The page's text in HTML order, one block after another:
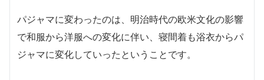
パジャマに変わったのは、明治時代の欧米文化の影響
で和服から洋服への変化に伴い、寝間着も浴衣からパ
ジャマに変化していったということです。